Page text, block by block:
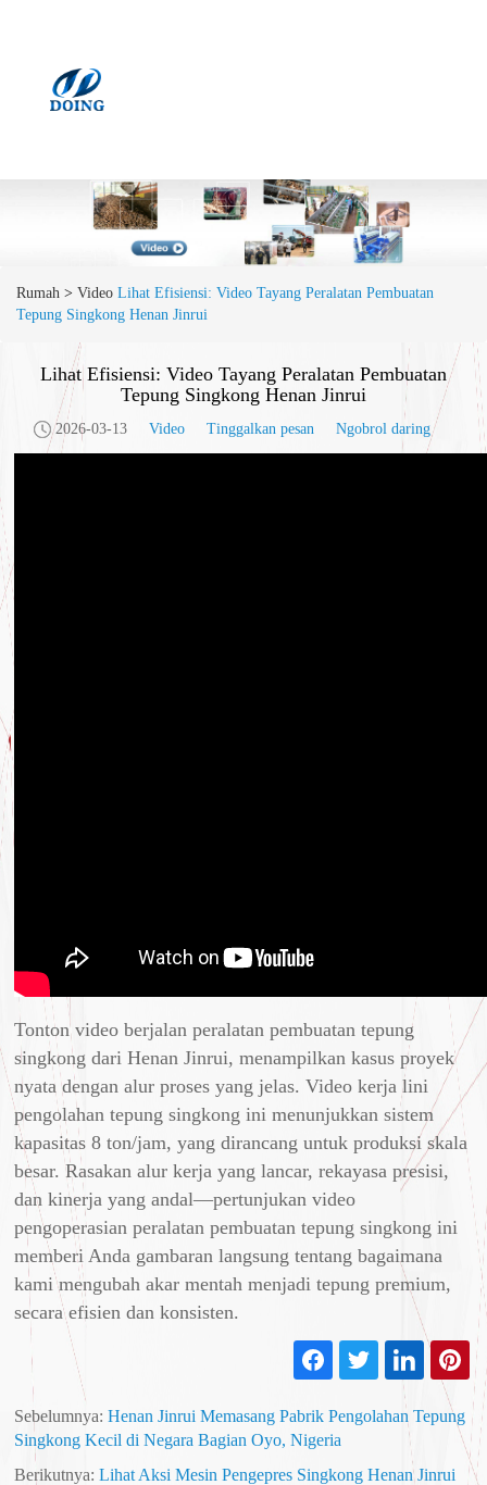
Rumah > Video ​Lihat Efisiensi: Video Tayang Peralatan Pembuatan
Tepung Singkong Henan Jinrui
​Lihat Efisiensi: Video Tayang Peralatan Pembuatan
Tepung Singkong Henan Jinrui
2026-03-13 Video Tinggalkan pesan Ngobrol daring
Tonton video berjalan peralatan pembuatan tepung
singkong dari Henan Jinrui, menampilkan kasus proyek
nyata dengan alur proses yang jelas. Video kerja lini
pengolahan tepung singkong ini menunjukkan sistem
kapasitas 8 ton/jam, yang dirancang untuk produksi skala
besar. Rasakan alur kerja yang lancar, rekayasa presisi,
dan kinerja yang andal—pertunjukan video
pengoperasian peralatan pembuatan tepung singkong ini
memberi Anda gambaran langsung tentang bagaimana
kami mengubah akar mentah menjadi tepung premium,
secara efisien dan konsisten.
Sebelumnya:Henan Jinrui Memasang Pabrik Pengolahan Tepung
Singkong Kecil di Negara Bagian Oyo, Nigeria
Berikutnya:Lihat Aksi Mesin Pengepres Singkong Henan Jinrui